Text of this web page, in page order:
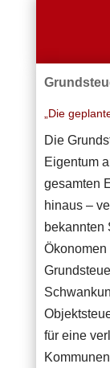
„Die
Die
Eigentum
gesamten
hinaus –
bekannten
für eine